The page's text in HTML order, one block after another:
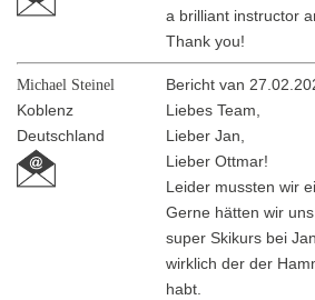
a brilliant instructor
Thank you!
Michael Steinel
Koblenz
Deutschland
Bericht van
Liebes Team,
Lieber Jan,
Lieber Ottmar!
Leider mussten wir
Gerne hätten wir
super Skikurs bei
wirklich der der
habt.